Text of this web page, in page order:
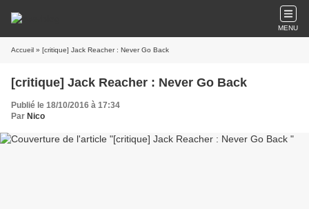
MENU
Accueil » [critique] Jack Reacher : Never Go Back
[critique] Jack Reacher : Never Go Back
Publié le 18/10/2016 à 17:34
Par Nico